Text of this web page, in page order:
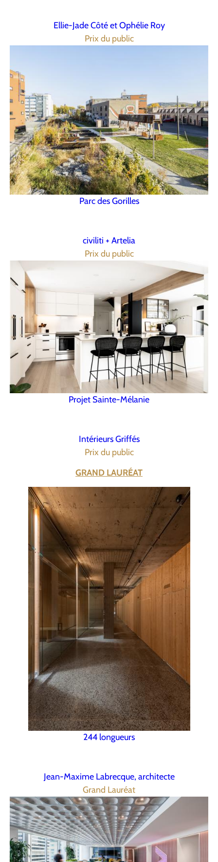
Ellie-Jade Côté et Ophélie Roy
Prix du public
Parc des Gorilles
civiliti + Artelia
Prix du public
Projet Sainte-Mélanie
Intérieurs Griffés
Prix du public
GRAND LAURÉAT
244 longueurs
Jean-Maxime Labrecque, architecte
Grand Lauréat